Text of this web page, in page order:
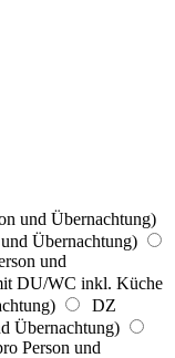
und Übernachtung)
Übernachtung)
und
DU/WC inkl. Küche
DZ
Übernachtung)
Person und